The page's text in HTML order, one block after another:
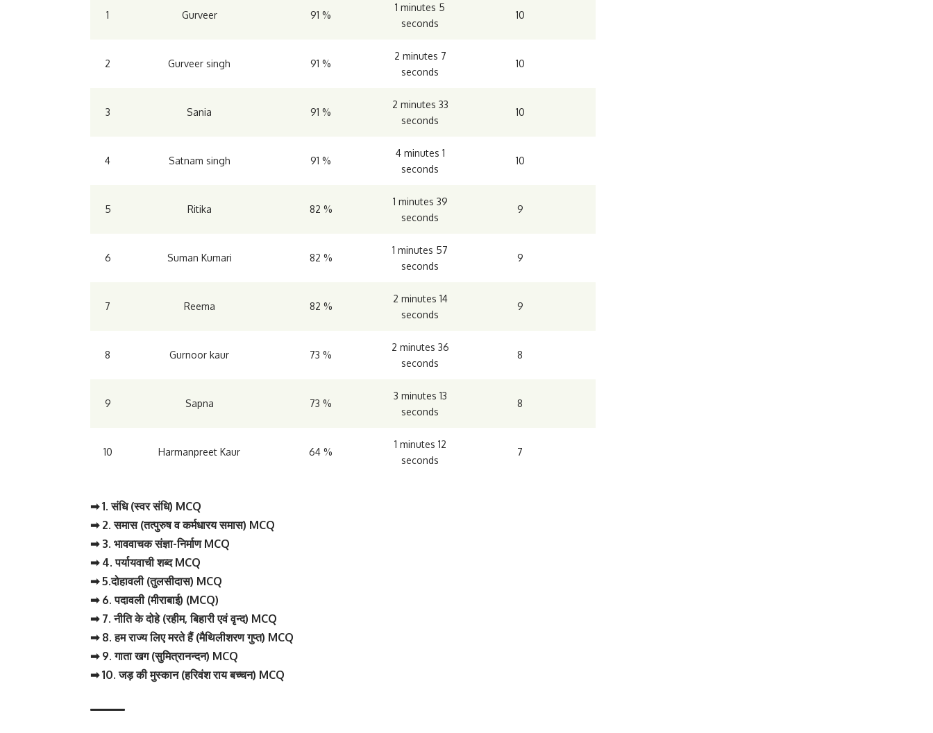
1 Gurveer 91 %
1 minutes 5
seconds
10
2 Gurveer singh 91 %
2 minutes 7
seconds
10
3 Sania 91 %
2 minutes 33
seconds
10
4 Satnam singh 91 %
4 minutes 1
seconds
10
5 Ritika 82 %
1 minutes 39
seconds
9
6 Suman Kumari 82 %
1 minutes 57
seconds
9
7 Reema 82 %
2 minutes 14
seconds
9
8 Gurnoor kaur 73 %
2 minutes 36
seconds
8
9 Sapna 73 %
3 minutes 13
seconds
8
10 Harmanpreet Kaur 64 %
1 minutes 12
seconds
7
➡ 1. संधि (स्वर संधि) MCQ
➡ 2. समास (तत्पुरुष व कर्मधारय समास) MCQ
➡ 3. भाववाचक संज्ञा-निर्माण MCQ
➡ 4. पर्यायवाची शब्द MCQ
➡ 5.दोहावली (तुलसीदास) MCQ
➡ 6. पदावली (मीराबाई) (MCQ)
➡ 7. नीति के दोहे (रहीम, बिहारी एवं वृन्द) MCQ
➡ 8. हम राज्य लिए मरते हैं (मैथिलीशरण गुप्त) MCQ
➡ 9. गाता खग (सुमित्रानन्दन) MCQ
➡ 10. जड़ की मुस्कान (हरिवंश राय बच्चन) MCQ